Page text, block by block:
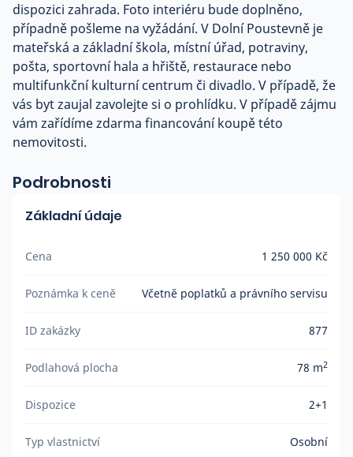
dispozici zahrada. Foto interiéru bude doplněno,
případně pošleme na vyžádání. V Dolní Poustevně je
mateřská a základní škola, místní úřad, potraviny,
pošta, sportovní hala a hřiště, restaurace nebo
multifunkční kulturní centrum či divadlo. V případě, že
vás byt zaujal zavolejte si o prohlídku. V případě zájmu
vám zařídíme zdarma financování koupě této
nemovitosti.
Podrobnosti
Základní údaje
Cena 1 250 000 Kč
Poznámka k ceně Včetně poplatků a právního servisu
ID zakázky 877
Podlahová plocha 78 m2
Dispozice 2+1
Typ vlastnictví Osobní